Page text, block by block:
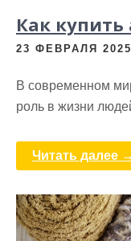
Как купить
23 ФЕВРАЛЯ 2025
В современном
роль в жизни
Читать далее →